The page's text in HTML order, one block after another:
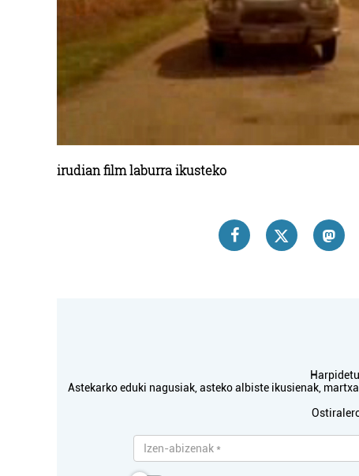
irudian film laburra ikusteko
Astekarko eduki nagusiak, asteko albiste ikusienak,